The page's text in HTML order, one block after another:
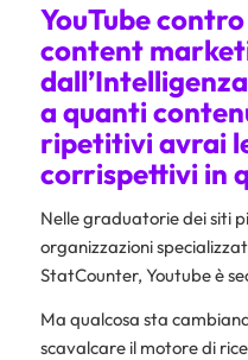
YouTube
content
a quanti
ripetitivi avrai
corrispettivi in
Nelle graduatorie dei siti
organizzazioni
StatCounter, Youtube è
Ma qualcosa sta
scavalcare il motore di